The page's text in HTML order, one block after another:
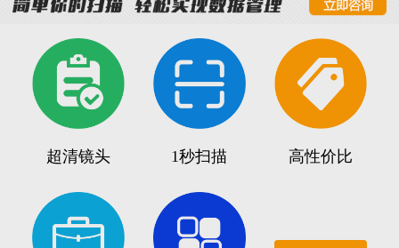
超清镜头 1秒扫描 高性价比